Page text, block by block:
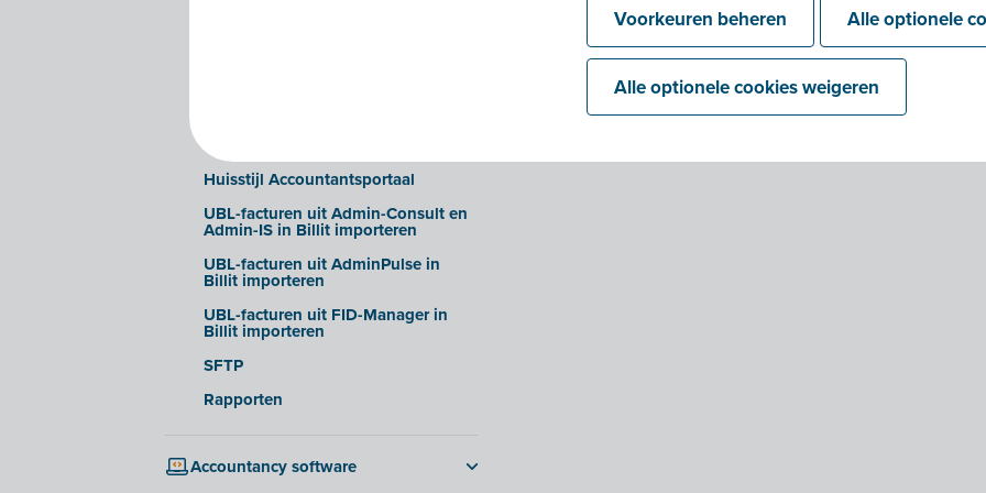
dossierbeheerders
Huisstijl Accountantsportaal
UBL-facturen uit Admin-Consult en
Admin-IS in Billit importeren
UBL-facturen uit AdminPulse in
Billit importeren
UBL-facturen uit FID-Manager in
Billit importeren
SFTP
Rapporten
Accountancy software
Meerdere dossiers manueel exporteren
Voorkeuren beheren Alle optionele
Alle optionele cookies weigeren